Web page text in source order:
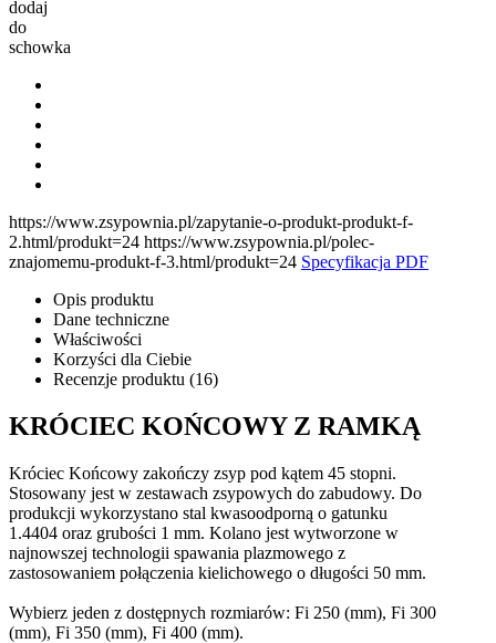
dodaj
do
schowka
https://www.zsypownia.pl/zapytanie-o-produkt-produkt-f-
2.html/produkt=24 https://www.zsypownia.pl/polec-
znajomemu-produkt-f-3.html/produkt=24 Specyfikacja PDF
Opis produktu
Dane techniczne
Właściwości
Korzyści dla Ciebie
Recenzje produktu (16)
KRÓCIEC KOŃCOWY Z RAMKĄ
Króciec Końcowy zakończy zsyp pod kątem 45 stopni.
Stosowany jest w zestawach zsypowych do zabudowy. Do
produkcji wykorzystano stal kwasoodporną o gatunku
1.4404 oraz grubości 1 mm. Kolano jest wytworzone w
najnowszej technologii spawania plazmowego z
zastosowaniem połączenia kielichowego o długości 50 mm.
Wybierz jeden z dostępnych rozmiarów: Fi 250 (mm), Fi 300
(mm), Fi 350 (mm), Fi 400 (mm).